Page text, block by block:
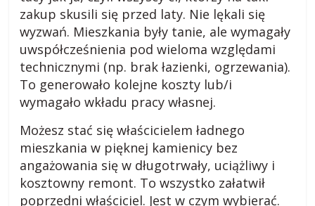
zakup skusili się przed laty. Nie lękali się
wyzwań. Mieszkania były tanie, ale wymagały
uwspółcześnienia pod wieloma względami
technicznymi (np. brak łazienki, ogrzewania).
To generowało kolejne koszty lub/i
wymagało wkładu pracy własnej.
Możesz stać się właścicielem ładnego
mieszkania w pięknej kamienicy bez
angażowania się w długotrwały, uciążliwy i
kosztowny remont. To wszystko załatwił
poprzedni właściciel. Jest w czym wybierać.